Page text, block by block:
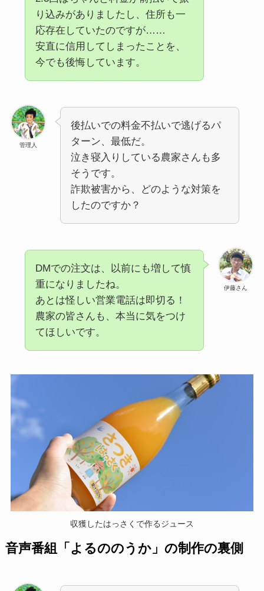
り込みがありましたし、住所も一
応存在していたのですが……
安直に信用してしまったことを、
今でも後悔しています。
管理人
後払いでの料金不払いで逃げるパ
ターン、最低だ。
泣き寝入りしている農家さんも多
そうです。
詐欺被害から、どのような対策を
したのですか？
伊藤さん
DMでの注文は、以前にも増して慎
重になりましたね。
あとは怪しい営業電話は即切る！
農家の皆さんも、本当に気をつけ
てほしいです。
収獲したはっさくで作るジュース
音声番組「よるののうか」の制作の裏側